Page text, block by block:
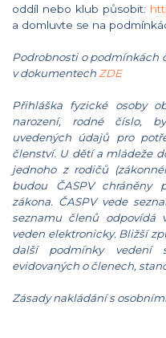
oddíl nebo klub působit:
a domluvte se na
Podrobnosti o podmínkách
v dokumentech ZDE
Přihláška fyzické osoby
narození, rodné číslo,
uvedených údajů pro
členství. U dětí a mládeže
jednoho z rodičů
budou ČASPV chráněny
zákona. ČASPV vede
seznamu členů odpovídá
veden elektronicky. Bližší
další podmínky vedení
evidovaných o členech,
Zásady nakládání s